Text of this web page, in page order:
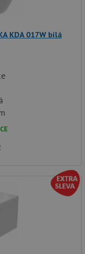
KDA 017W bílá